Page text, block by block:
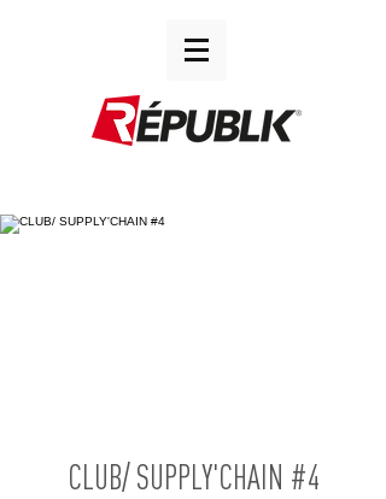
CLUB/ SUPPLY'CHAIN #4